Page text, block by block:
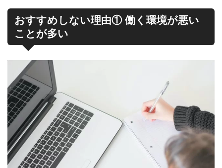
おすすめしない理由① 働く環境が悪い
ことが多い